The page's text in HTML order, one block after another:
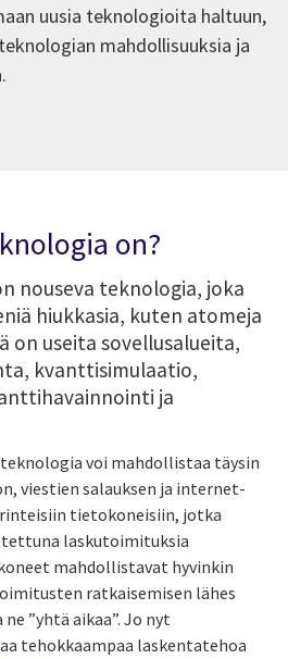
uusia teknologioita haltuun,
mahdollisuuksia ja
on?
nouseva teknologia, joka
hiukkasia, kuten atomeja
on useita sovellusalueita,
kvanttisimulaatio,
ja
voi mahdollistaa täysin
viestien salauksen ja internet-
tietokoneisiin, jotka
laskutoimituksia
mahdollistavat hyvinkin
ratkaisemisen lähes
”yhtä aikaa”. Jo nyt
tehokkaampaa laskentatehoa